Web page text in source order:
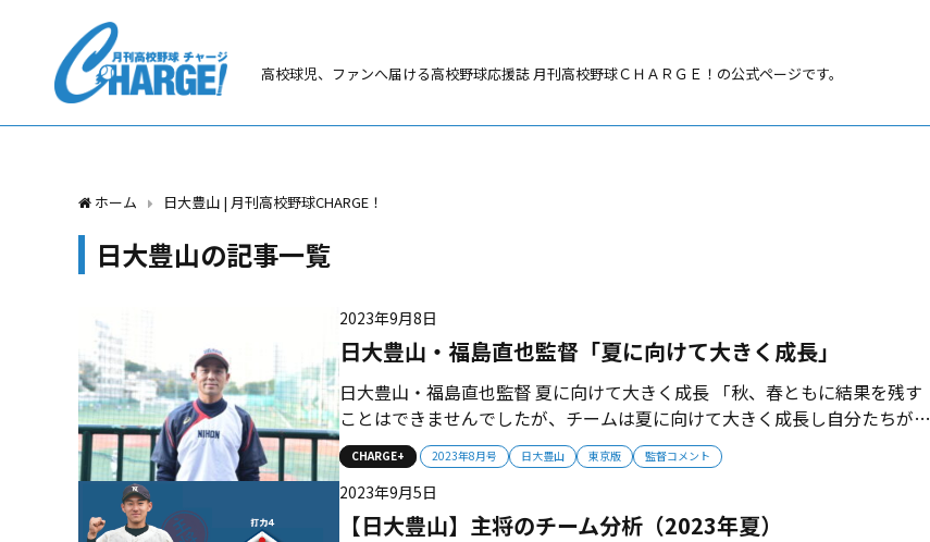
高校球児、ファンへ届ける高校野球応援誌 月刊高校野球ＣＨＡＲＧＥ！の公式ページです。
ホーム 日大豊山 | 月刊高校野球CHARGE！
日大豊山の記事一覧
CHARGE+ 2023年8月号 日大豊山 東京版 監督コメント
日大豊山・福島直也監督「夏に向けて大きく成長」
2023年9月8日
日大豊山・福島直也監督 夏に向けて大きく成長 「秋、春ともに結果を残す
ことはできませんでしたが、チームは夏に向けて大きく成長し自分たちがや
ってきたことは間違いではなかったと感じています。野球本来の楽しさを追
求しながら豊山の野球を見せていきます。選手たちが今夏に、たくましくな
っていくことに期待しています」 監督プロフィー...
【日大豊山】主将のチーム分析（2023年夏）
2023年9月5日